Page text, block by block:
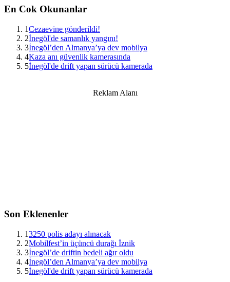
En Cok Okunanlar
1Cezaevine gönderildi!
2İnegöl'de samanlık yangını!
3İnegöl’den Almanya’ya dev mobilya
4Kaza anı güvenlik kamerasında
5İnegöl'de drift yapan sürücü kamerada
Reklam Alanı
Son Eklenenler
13250 polis adayı alınacak
2Mobilfest’in üçüncü durağı İznik
3İnegöl’de driftin bedeli ağır oldu
4İnegöl’den Almanya’ya dev mobilya
5İnegöl'de drift yapan sürücü kamerada